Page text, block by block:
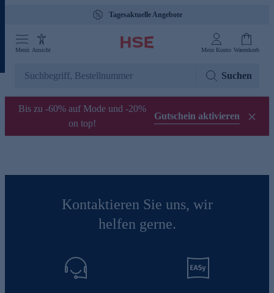
Tagesaktuelle Angebote
Menü Ansicht Mein Konto Warenkorb
Suchen
Bis zu -60% auf Mode und -20%
on top!
Gutschein aktivieren
Kontaktieren Sie uns, wir
helfen gerne.